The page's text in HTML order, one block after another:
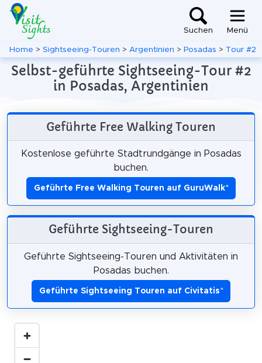
Suchen Menü
Home > Sightseeing-Touren > Argentinien > Posadas > Tour #2
Selbst-geführte Sightseeing-Tour #2
in Posadas, Argentinien
Geführte Free Walking Touren
Kostenlose geführte Stadtrundgänge in Posadas
buchen.
Geführte Free Walking Touren auf GuruWalk*
Geführte Sightseeing-Touren
Geführte Sightseeing-Touren und Aktivitäten in
Posadas buchen.
Geführte Sightseeing Touren auf Civitatis*